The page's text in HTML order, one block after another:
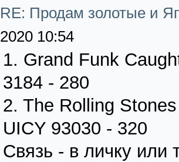
RE: Продам золотые и
2020 10:54
1. Grand Funk
3184 - 280
2. The Rolling
UICY 93030 - 320
Связь - в личку или